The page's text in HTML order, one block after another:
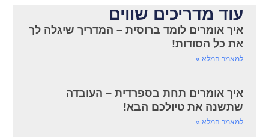
עוד מדריכים שווים
איך אומרים לומד ברוסית – המדריך שיגלה לך
את כל הסודות!
למאמר המלא »
איך אומרים תחת בספרדית – העובדה
שתשנה את טיולכם הבא!
למאמר המלא »